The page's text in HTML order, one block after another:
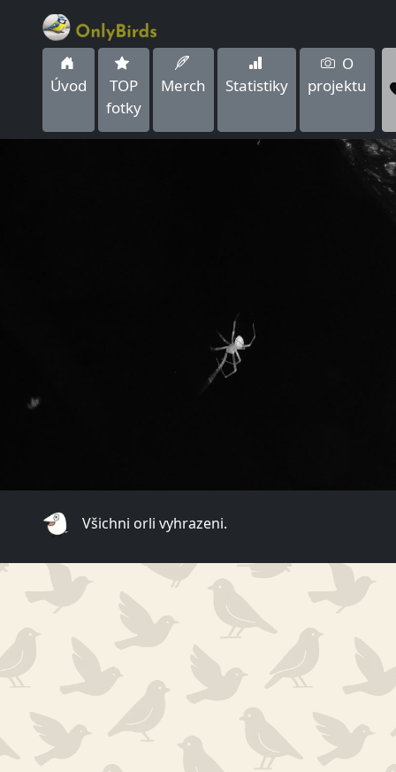
Úvod
TOP
fotky
Merch Statistiky
O
projektu
Všichni orli vyhrazeni.